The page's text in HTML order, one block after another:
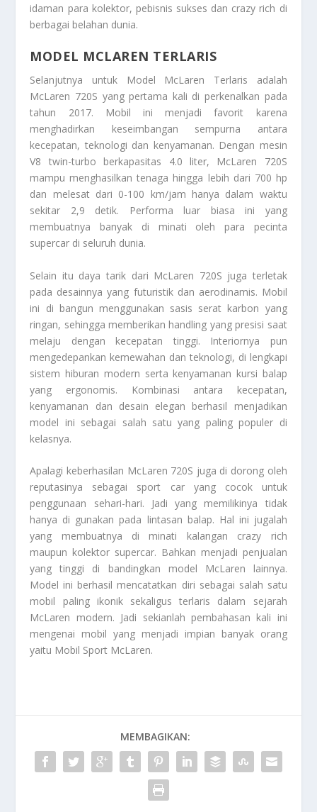
idaman para kolektor, pebisnis sukses dan crazy rich di
berbagai belahan dunia.
MODEL MCLAREN TERLARIS
Selanjutnya untuk Model McLaren Terlaris adalah
McLaren 720S yang pertama kali di perkenalkan pada
tahun 2017. Mobil ini menjadi favorit karena
menghadirkan keseimbangan sempurna antara
kecepatan, teknologi dan kenyamanan. Dengan mesin
V8 twin-turbo berkapasitas 4.0 liter, McLaren 720S
mampu menghasilkan tenaga hingga lebih dari 700 hp
dan melesat dari 0-100 km/jam hanya dalam waktu
sekitar 2,9 detik. Performa luar biasa ini yang
membuatnya banyak di minati oleh para pecinta
supercar di seluruh dunia.
Selain itu daya tarik dari McLaren 720S juga terletak
pada desainnya yang futuristik dan aerodinamis. Mobil
ini di bangun menggunakan sasis serat karbon yang
ringan, sehingga memberikan handling yang presisi saat
melaju dengan kecepatan tinggi. Interiornya pun
mengedepankan kemewahan dan teknologi, di lengkapi
sistem hiburan modern serta kenyamanan kursi balap
yang ergonomis. Kombinasi antara kecepatan,
kenyamanan dan desain elegan berhasil menjadikan
model ini sebagai salah satu yang paling populer di
kelasnya.
Apalagi keberhasilan McLaren 720S juga di dorong oleh
reputasinya sebagai sport car yang cocok untuk
penggunaan sehari-hari. Jadi yang memilikinya tidak
hanya di gunakan pada lintasan balap. Hal ini jugalah
yang membuatnya di minati kalangan crazy rich
maupun kolektor supercar. Bahkan menjadi penjualan
yang tinggi di bandingkan model McLaren lainnya.
Model ini berhasil mencatatkan diri sebagai salah satu
mobil paling ikonik sekaligus terlaris dalam sejarah
McLaren modern. Jadi sekianlah pembahasan kali ini
mengenai mobil yang menjadi impian banyak orang
yaitu Mobil Sport McLaren.
MEMBAGIKAN: